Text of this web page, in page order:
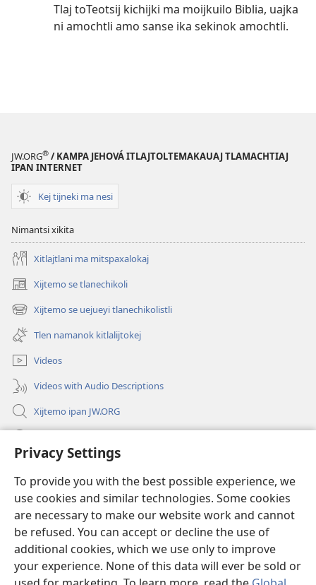
Privacy Settings
To provide you with the best possible experience, we
use cookies and similar technologies. Some cookies
are necessary to make our website work and cannot
be refused. You can accept or decline the use of
additional cookies, which we use only to improve
your experience. None of this data will ever be sold or
Tlaj toTeotsij kichijki ma moijkuilo Biblia, uajka
ni amochtli amo sanse ika sekinok amochtli.
JW.ORG® / KAMPA JEHOVÁ ITLAJTOLTEMAKAUAJ TLAMACHTIAJ
IPAN INTERNET
Kej tijneki ma nesi
Nimantsi xikita
Xitlajtlani ma mitspaxalokaj
Xijtemo se tlanechikoli
(opens
new
window)
Xijtemo se uejueyi tlanechikolistli
(opens
new
window)
Tlen namanok kitlalijtokej
Videos
Videos with Audio Descriptions
Xijtemo ipan JW.ORG
(opens
window)AMATLAJKUILOLI IPAN INTERNET Watchtower™
(opens
new
window)JW Hub ®
(opens
new
window)